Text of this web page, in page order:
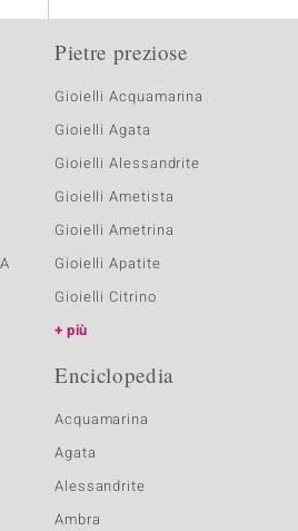
Pietre preziose
Gioielli Acquamarina
Gioielli Agata
Gioielli Alessandrite
Gioielli Ametista
Gioielli Ametrina
Gioielli Apatite
Gioielli Citrino
più
Enciclopedia
Acquamarina
Agata
Alessandrite
Ambra